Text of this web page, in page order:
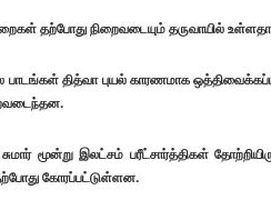
தற்போது நிறைவடையும் தருவாயில்
பாடங்கள் தித்வா புயல் காரணமாக
மூன்று இலட்சம் பரீட்சார்த்திகள்
கோரப்பட்டுள்ளன.